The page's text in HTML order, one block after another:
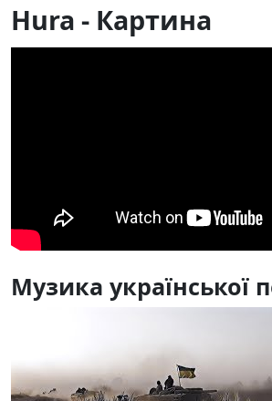
Hura - Картина
Музика української